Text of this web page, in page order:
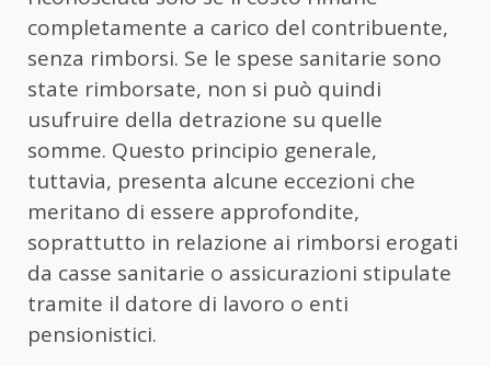
completamente a carico del contribuente,
senza rimborsi. Se le spese sanitarie sono
state rimborsate, non si può quindi
usufruire della detrazione su quelle
somme. Questo principio generale,
tuttavia, presenta alcune eccezioni che
meritano di essere approfondite,
soprattutto in relazione ai rimborsi erogati
da casse sanitarie o assicurazioni stipulate
tramite il datore di lavoro o enti
pensionistici.